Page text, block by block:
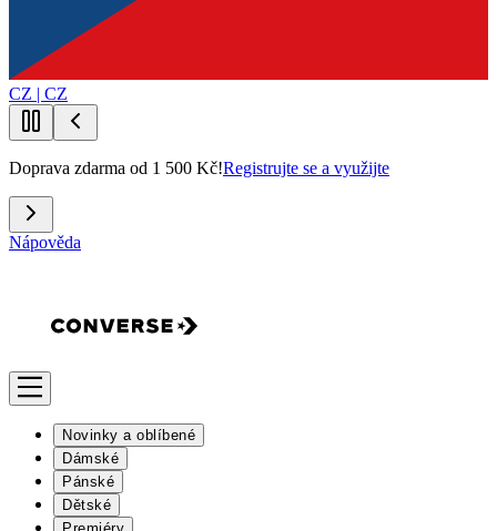
CZ | CZ
Doprava zdarma od 1 500 Kč!Registrujte se a využijte
Nápověda
Novinky a oblíbené
Dámské
Pánské
Dětské